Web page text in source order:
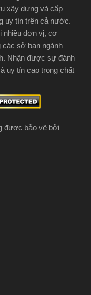
xây dựng và cấp
uy tín trên cả nước.
nhiều đơn vị, cơ
sở ban ngành
Nhận được sự đánh
uy tín cao trong chất
được bảo vệ bởi